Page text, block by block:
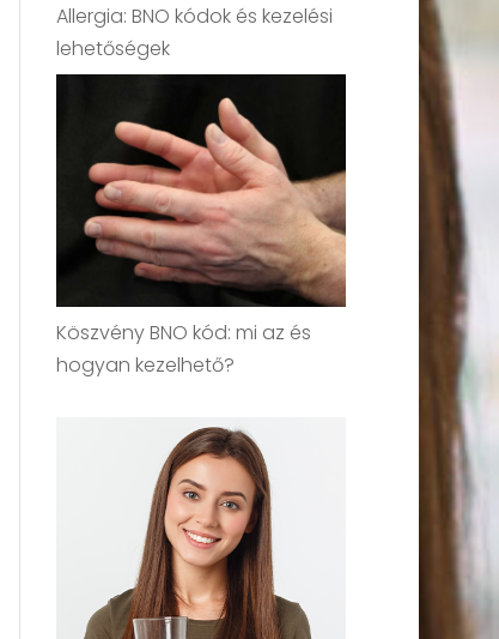
Allergia: BNO kódok és kezelési
lehetőségek
Köszvény BNO kód: mi az és
hogyan kezelhető?